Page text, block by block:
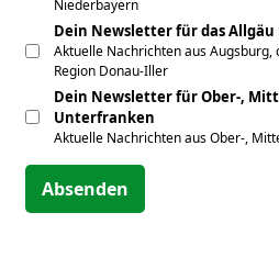
Niederbayern
Dein Newsletter für das Allgäu
Aktuelle Nachrichten aus Augsburg,
Region Donau-Iller
Dein Newsletter für Ober-,
Unterfranken
Aktuelle Nachrichten aus Ober-,
Absenden